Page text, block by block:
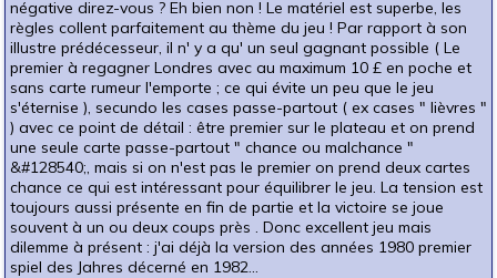
négative direz-vous ? Eh bien non ! Le matériel est superbe, les
règles collent parfaitement au thème du jeu ! Par rapport à son
illustre prédécesseur, il n' y a qu' un seul gagnant possible ( Le
premier à regagner Londres avec au maximum 10 £ en poche et
sans carte rumeur l'emporte ; ce qui évite un peu que le jeu
s'éternise ), secundo les cases passe-partout ( ex cases " lièvres "
) avec ce point de détail : être premier sur le plateau et on prend
une seule carte passe-partout " chance ou malchance "
&#128540;, mais si on n'est pas le premier on prend deux cartes
chance ce qui est intéressant pour équilibrer le jeu. La tension est
toujours aussi présente en fin de partie et la victoire se joue
souvent à un ou deux coups près . Donc excellent jeu mais
dilemme à présent : j'ai déjà la version des années 1980 premier
spiel des Jahres décerné en 1982...